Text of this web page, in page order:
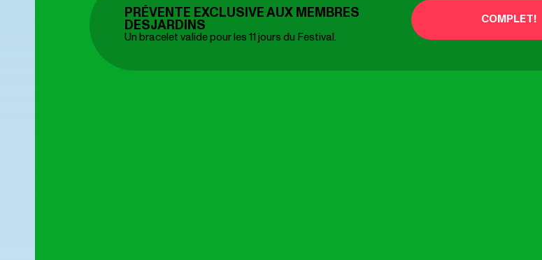
PRÉVENTE EXCLUSIVE AUX MEMBRES
DESJARDINS
Un bracelet valide pour les 11 jours du Festival.
COMPLET!